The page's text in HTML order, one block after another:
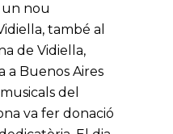
un nou
també al
de Vidiella,
a Buenos Aires
del
va fer donació